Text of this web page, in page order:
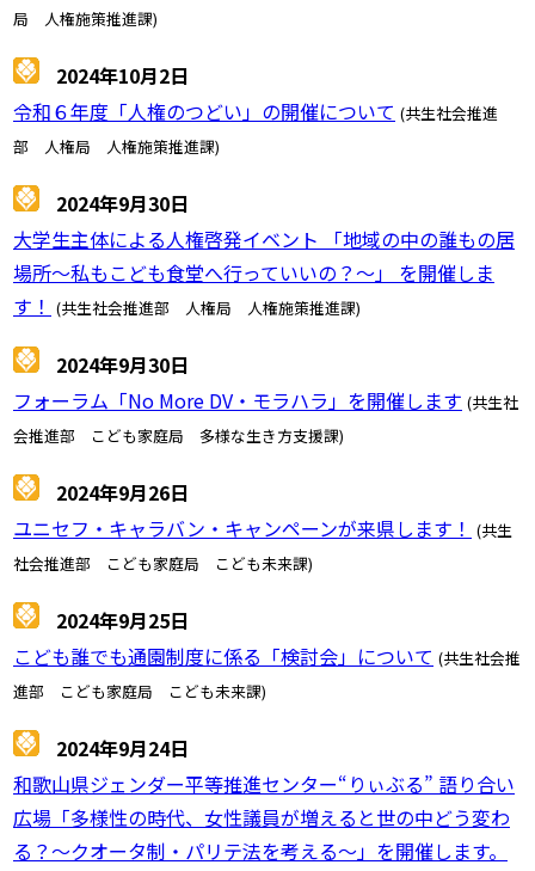
局 人権施策推進課)
2024年10月2日
令和６年度「人権のつどい」の開催について (共生社会推進
部 人権局 人権施策推進課)
2024年9月30日
大学生主体による人権啓発イベント 「地域の中の誰もの居
場所～私もこども食堂へ行っていいの？～」 を開催しま
す！ (共生社会推進部 人権局 人権施策推進課)
2024年9月30日
フォーラム「No More DV・モラハラ」を開催します (共生社
会推進部 こども家庭局 多様な生き方支援課)
2024年9月26日
ユニセフ・キャラバン・キャンペーンが来県します！ (共生
社会推進部 こども家庭局 こども未来課)
2024年9月25日
こども誰でも通園制度に係る「検討会」について (共生社会推
進部 こども家庭局 こども未来課)
2024年9月24日
和歌山県ジェンダー平等推進センター“りぃぶる” 語り合い
広場「多様性の時代、女性議員が増えると世の中どう変わ
る？～クオータ制・パリテ法を考える～」を開催します。